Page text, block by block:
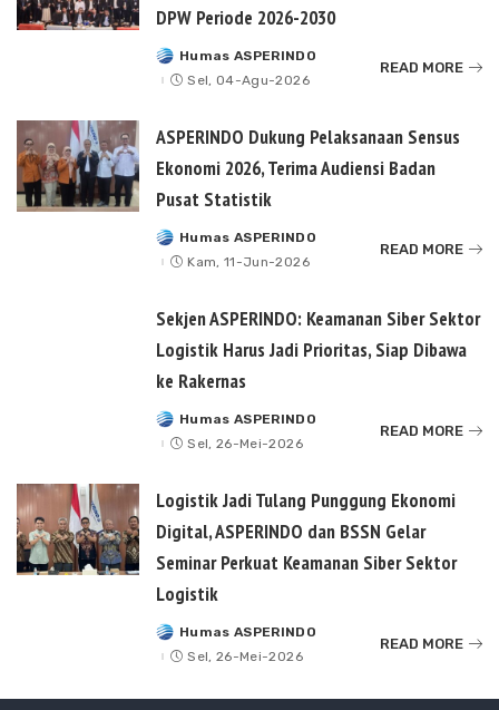
DPW Periode 2026-2030
Posted
by
Humas ASPERINDO
Sel, 04-Agu-2026
READ MORE
ASPERINDO Dukung Pelaksanaan Sensus
Ekonomi 2026, Terima Audiensi Badan
Pusat Statistik
Posted
by
Humas ASPERINDO
Kam, 11-Jun-2026
READ MORE
Sekjen ASPERINDO: Keamanan Siber Sektor
Logistik Harus Jadi Prioritas, Siap Dibawa
ke Rakernas
Posted
by
Humas ASPERINDO
Sel, 26-Mei-2026
READ MORE
Logistik Jadi Tulang Punggung Ekonomi
Digital, ASPERINDO dan BSSN Gelar
Seminar Perkuat Keamanan Siber Sektor
Logistik
Posted
by
Humas ASPERINDO
Sel, 26-Mei-2026
READ MORE